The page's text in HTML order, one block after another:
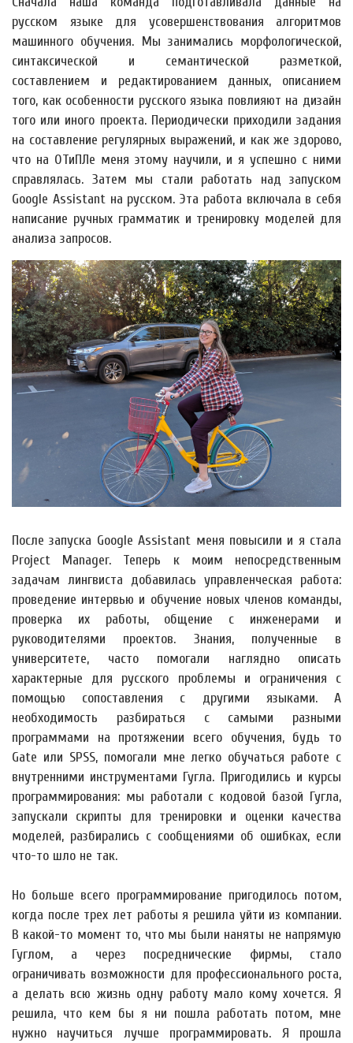
русском языке для усовершенствования алгоритмов
машинного обучения. Мы занимались морфологической,
синтаксической и семантической разметкой,
составлением и редактированием данных, описанием
того, как особенности русского языка повлияют на дизайн
того или иного проекта. Периодически приходили задания
на составление регулярных выражений, и как же здорово,
что на ОТиПЛе меня этому научили, и я успешно с ними
справлялась. Затем мы стали работать над запуском
Google Assistant на русском. Эта работа включала в себя
написание ручных грамматик и тренировку моделей для
анализа запросов.
После запуска Google Assistant меня повысили и я стала
Project Manager. Теперь к моим непосредственным
задачам лингвиста добавилась управленческая работа:
проведение интервью и обучение новых членов команды,
проверка их работы, общение с инженерами и
руководителями проектов. Знания, полученные в
университете, часто помогали наглядно описать
характерные для русского проблемы и ограничения с
помощью сопоставления с другими языками. А
необходимость разбираться с самыми разными
программами на протяжении всего обучения, будь то
Gate или SPSS, помогали мне легко обучаться работе с
внутренними инструментами Гугла. Пригодились и курсы
программирования: мы работали с кодовой базой Гугла,
запускали скрипты для тренировки и оценки качества
моделей, разбирались с сообщениями об ошибках, если
что-то шло не так.
Но больше всего программирование пригодилось потом,
когда после трех лет работы я решила уйти из компании.
В какой-то момент то, что мы были наняты не напрямую
Гуглом, а через посреднические фирмы, стало
ограничивать возможности для профессионального роста,
а делать всю жизнь одну работу мало кому хочется. Я
решила, что кем бы я ни пошла работать потом, мне
нужно научиться лучше программировать. Я прошла